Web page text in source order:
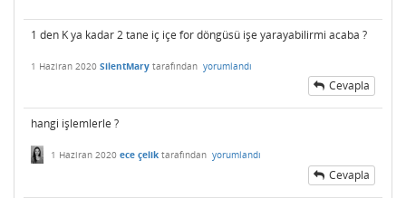
1 den K ya kadar 2 tane iç içe for döngüsü işe yarayabilirmi acaba ?
1 Haziran 2020 SilentMary tarafından yorumlandı
Cevapla
hangi işlemlerle ?
1 Haziran 2020 ece çelik tarafından yorumlandı
Cevapla